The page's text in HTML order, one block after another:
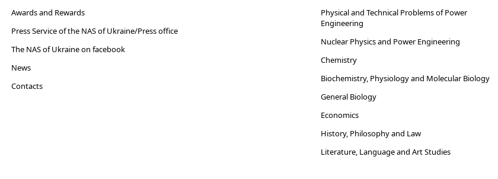
Awards and Rewards
Press Service of the NAS of Ukraine/Press office
The NAS of Ukraine on facebook
News
Сontacts
Physical and Technical Problems of Power
Engineering
Nuclear Physics and Power Engineering
Chemistry
Biochemistry, Physiology and Molecular Biology
General Biology
Economics
History, Philosophy and Law
Literature, Language and Art Studies